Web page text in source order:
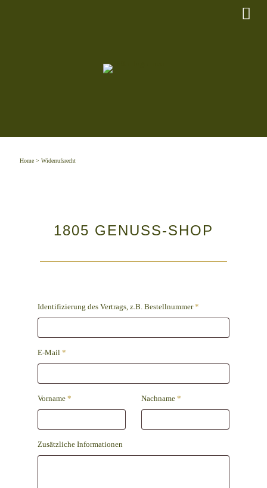
Home > Widerrufsrecht
1805 GENUSS-SHOP
Identifizierung des Vertrags, z.B. Bestellnummer*
E-Mail *
E-
Mail
(wiederholen)*
Vorname * Nachname *
Zusätzliche Informationen